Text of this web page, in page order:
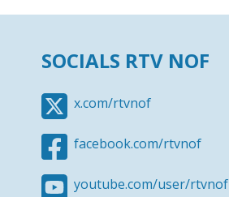
SOCIALS RTV NOF
x.com/rtvnof
facebook.com/rtvnof
youtube.com/user/rtvnof